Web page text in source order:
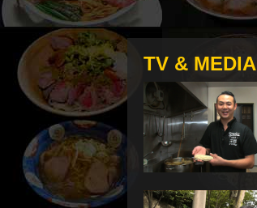
TV & MEDIA